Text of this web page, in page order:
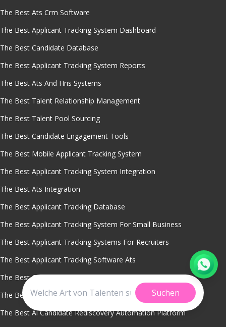
Suchen
The Best Ats Crm Software
The Best Applicant Tracking System Dashboard
The Best Candidate Database
The Best Applicant Tracking System Reports
The Best Ats And Hris Systems
The Best Talent Relationship Management
The Best Talent Pool Sourcing
The Best Candidate Engagement Tools
The Best Mobile Applicant Tracking System
The Best Applicant Tracking System Integration
The Best Ats Integration
The Best Applicant Tracking Database
The Best Applicant Tracking System For Small Business
The Best Applicant Tracking Systems For Recruiters
The Best Applicant Tracking Software Ats
The Best Country Specific Hiring Best Practices Tools
The Best Secure International Recruitment Software
The Best Ai Candidate Rediscovery Automation Platform